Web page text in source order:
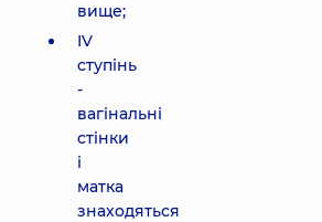
вище;
IV
ступінь
-
вагінальні
стінки
і
матка
знаходяться